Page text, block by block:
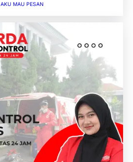
AKU MAU PESAN